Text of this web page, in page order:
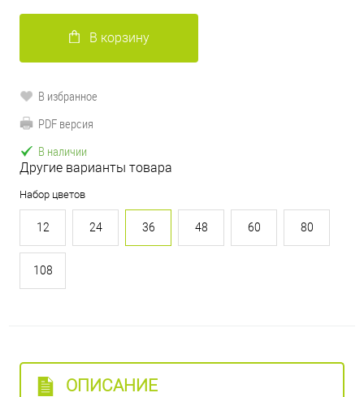
В корзину
В избранное
PDF версия
В наличии
Другие варианты товара
Набор цветов
12 24 36 48 60 80
108
ОПИСАНИЕ